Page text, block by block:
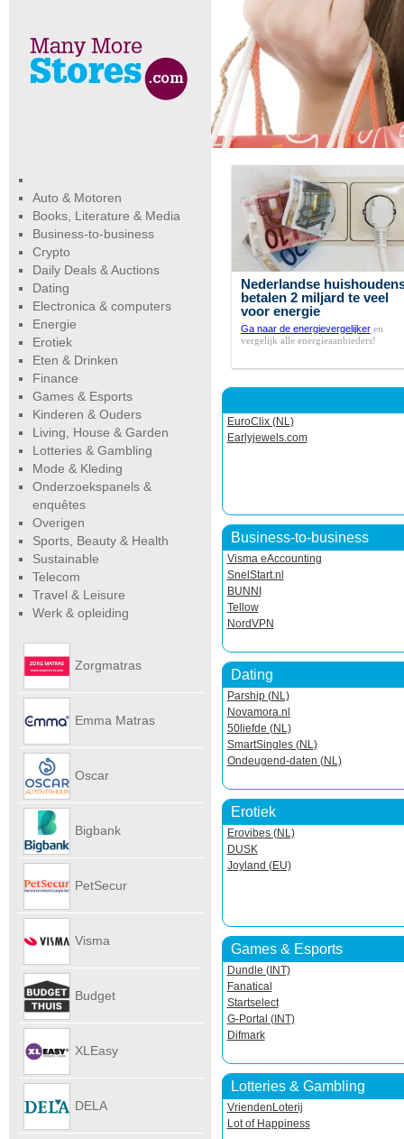
Nederlandse
betalen 2 miljard te veel
voor energie
Ga naar de energievergelijkeren
vergelijk alle energieaanbieders!
EuroClix (NL)
Earlyjewels.com
Business-to-business
Visma eAccounting
SnelStart.nl
BUNNI
Tellow
NordVPN
Dating
Parship (NL)
Novamora.nl
50liefde (NL)
SmartSingles (NL)
Ondeugend-daten (NL)
Erotiek
Erovibes (NL)
DUSK
Joyland (EU)
Games & Esports
Dundle (INT)
Fanatical
Startselect
G-Portal (INT)
Difmark
Lotteries & Gambling
VriendenLoterij
Lot of Happiness
Auto & Motoren
Books, Literature & Media
Business-to-business
Crypto
Daily Deals & Auctions
Dating
Electronica & computers
Energie
Erotiek
Eten & Drinken
Finance
Games & Esports
Kinderen & Ouders
Living, House & Garden
Lotteries & Gambling
Mode & Kleding
Onderzoekspanels &
enquêtes
Overigen
Sports, Beauty & Health
Sustainable
Telecom
Travel & Leisure
Werk & opleiding
Zorgmatras
Emma Matras
Oscar
Bigbank
PetSecur
Visma
Budget
XLEasy
DELA